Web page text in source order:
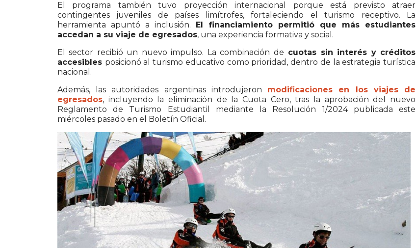
El programa también tuvo proyección internacional porque está previsto atraer
contingentes juveniles de países limítrofes, fortaleciendo el turismo receptivo. La
herramienta apuntó a inclusión. El financiamiento permitió que más estudiantes
accedan a su viaje de egresados, una experiencia formativa y social.
El sector recibió un nuevo impulso. La combinación de cuotas sin interés y créditos
accesibles posicionó al turismo educativo como prioridad, dentro de la estrategia turística
nacional.
Además, las autoridades argentinas introdujeron modificaciones en los viajes de
egresados, incluyendo la eliminación de la Cuota Cero, tras la aprobación del nuevo
Reglamento de Turismo Estudiantil mediante la Resolución 1/2024 publicada este
miércoles pasado en el Boletín Oficial.